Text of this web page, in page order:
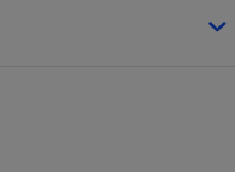
Banque